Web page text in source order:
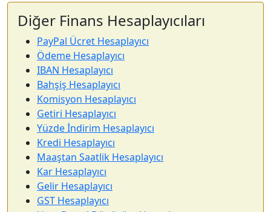
Diğer Finans Hesaplayıcıları
PayPal Ücret Hesaplayıcı
Ödeme Hesaplayıcı
IBAN Hesaplayıcı
Bahşiş Hesaplayıcı
Komisyon Hesaplayıcı
Getiri Hesaplayıcı
Yüzde İndirim Hesaplayıcı
Kredi Hesaplayıcı
Maaştan Saatlik Hesaplayıcı
Kar Hesaplayıcı
Gelir Hesaplayıcı
GST Hesaplayıcı